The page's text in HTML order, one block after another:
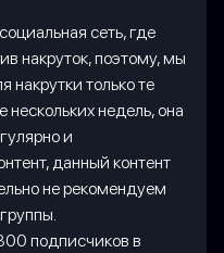
сеть, где
накруток, поэтому, мы
накрутки только те
недель, она
и
данный контент
не рекомендуем
подписчиков в